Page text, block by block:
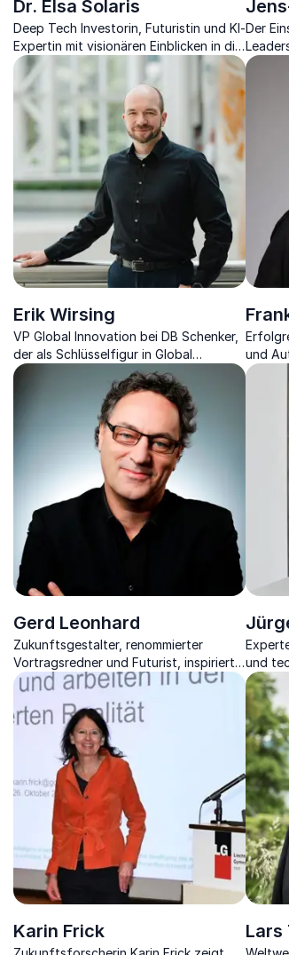
Dr. Elsa Solaris
Deep Tech Investorin, Futuristin und KI-
Expertin mit visionären Einblicken in die
Zukunft von Technologie und
Gesellschaft.
Der
sind
von
Erik Wirsing
VP Global Innovation bei DB Schenker,
der als Schlüsselfigur in Global
Ventures & Innovation die Logistik
und
aus
Gerd Leonhard
Zukunftsgestalter, renommierter
Vortragsredner und Futurist, inspiriert
zu nachhaltigem Wandel und
humanzentrierter Technologie.
und
Karin Frick Lars